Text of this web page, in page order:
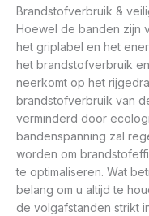
Brandstofverbruik &
Hoewel de banden zijn
het griplabel en het
het brandstofverbruik
neerkomt op het
brandstofverbruik van
verminderd door
bandenspanning zal
worden om
te optimaliseren. Wat
belang om u altijd te
de volgafstanden strikt